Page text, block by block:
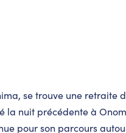
se trouve une retraite
la nuit précédente à
pour son parcours